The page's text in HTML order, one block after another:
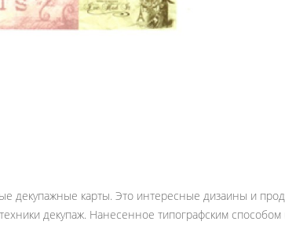
декупажные карты. Это интересные дизаины и
декупаж. Нанесенное типографским